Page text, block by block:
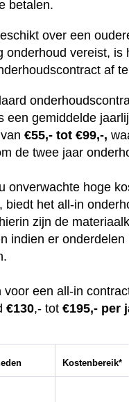
betalen.
over een
onderhoud vereist, is
af
een gemiddelde
€55,- tot €99,-,
de twee jaar
onverwachte hoge
biedt het all-in
zijn de
indien er onderdelen
voor een all-in
€130,- tot €195,- per
Kostenbereik*